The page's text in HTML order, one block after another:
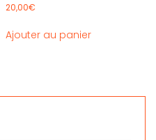
20,00€
Ajouter au panier